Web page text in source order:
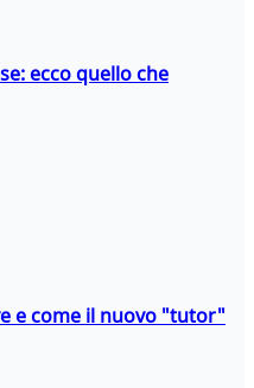
ecco quello che
e come il nuovo "tutor"